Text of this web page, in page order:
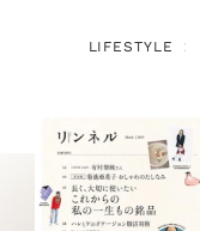
LIFESTYLE ：